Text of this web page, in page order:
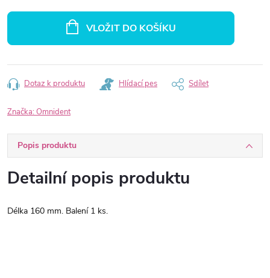
VLOŽIT DO KOŠÍKU
Dotaz k produktu Hlídací pes Sdílet
Značka: Omnident
Popis produktu
Detailní popis produktu
Délka 160 mm. Balení 1 ks.